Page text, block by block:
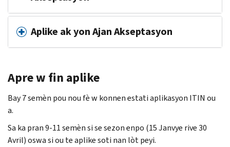
Aplike ak yon Ajan Akseptasyon
Apre w fin aplike
Bay 7 semèn pou nou fè w konnen estati aplikasyon ITIN ou
a.
Sa ka pran 9-11 semèn si se sezon enpo (15 Janvye rive 30
Avril) oswa si ou te aplike soti nan lòt peyi.